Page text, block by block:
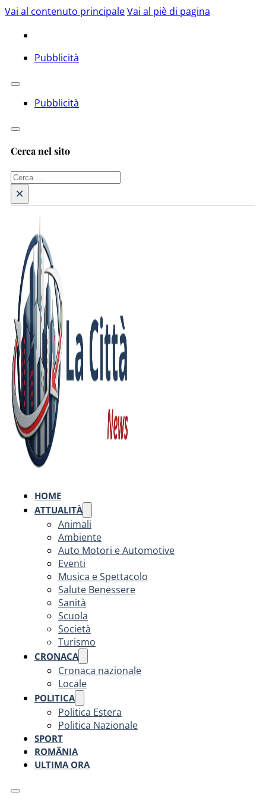
Vai al contenuto principaleVai al piè di pagina
Pubblicità
Pubblicità
Cerca nel sito
Cerca
×
HOME
ATTUALITÀ
Animali
Ambiente
Auto Motori e Automotive
Eventi
Musica e Spettacolo
Salute Benessere
Sanità
Scuola
Società
Turismo
CRONACA
Cronaca nazionale
Locale
POLITICA
Politica Estera
Politica Nazionale
SPORT
ROMÂNIA
ULTIMA ORA